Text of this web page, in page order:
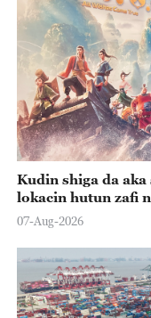
Kudin shiga da
lokacin hutun zafi
07-Aug-2026